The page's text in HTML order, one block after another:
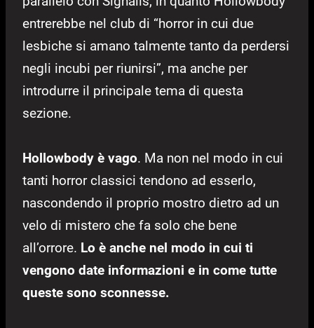
entrerebbe nel club di “horror in cui due
lesbiche si amano talmente tanto da perdersi
negli incubi per riunirsi”, ma anche per
introdurre il principale tema di questa
sezione.
Hollowbody è vago. Ma non nel modo in cui
tanti horror classici tendono ad esserlo,
nascondendo il proprio mostro dietro ad un
velo di mistero che fa solo che bene
all’orrore. Lo è anche nel modo in cui ti
vengono date informazioni e in come tutte
queste sono sconnesse.